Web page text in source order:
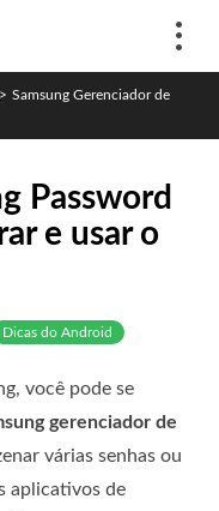
> Samsung Gerenciador de
Password
e usar o
Dicas do Android
você pode se
gerenciador de
várias senhas ou
aplicativos de